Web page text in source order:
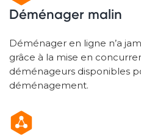
Déménager malin
Déménager en ligne n’a
grâce à la mise en
déménageurs disponibles
déménagement.